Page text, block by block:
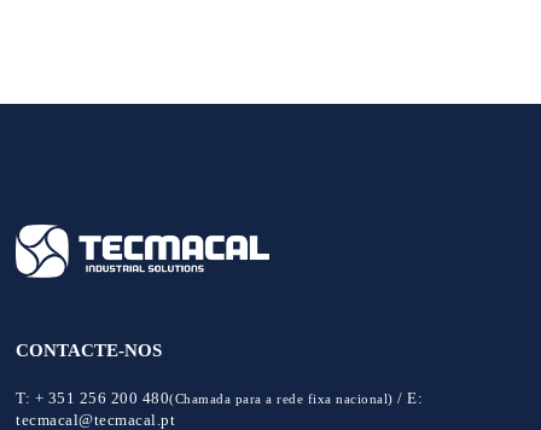
CONTACTE-NOS
T: + 351 256 200 480(Chamada para a rede fixa nacional) /E:
tecmacal@tecmacal.pt